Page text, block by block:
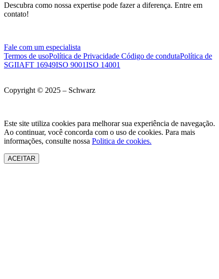
Descubra como nossa expertise pode fazer a diferença. Entre em
contato!
Fale com um especialista
Termos de usoPolítica de Privacidade Código de condutaPolítica de
SGIIAFT 16949ISO 9001ISO 14001
Copyright © 2025 – Schwarz
Este site utiliza cookies para melhorar sua experiência de navegação.
Ao continuar, você concorda com o uso de cookies. Para mais
informações, consulte nossa Politica de cookies.
ACEITAR